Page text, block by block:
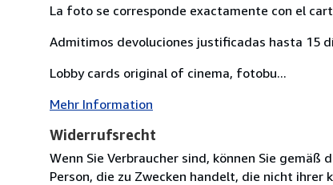
La foto se corresponde exactamente con el
Admitimos devoluciones justificadas hasta 15
Lobby cards original of cinema, fotobu...
Mehr Information
Widerrufsrecht
Wenn Sie Verbraucher sind, können Sie
Person, die zu Zwecken handelt, die nicht